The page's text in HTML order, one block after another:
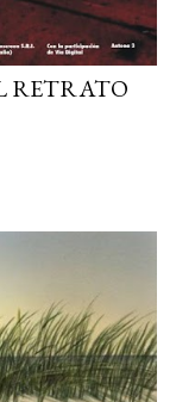
RETRATO